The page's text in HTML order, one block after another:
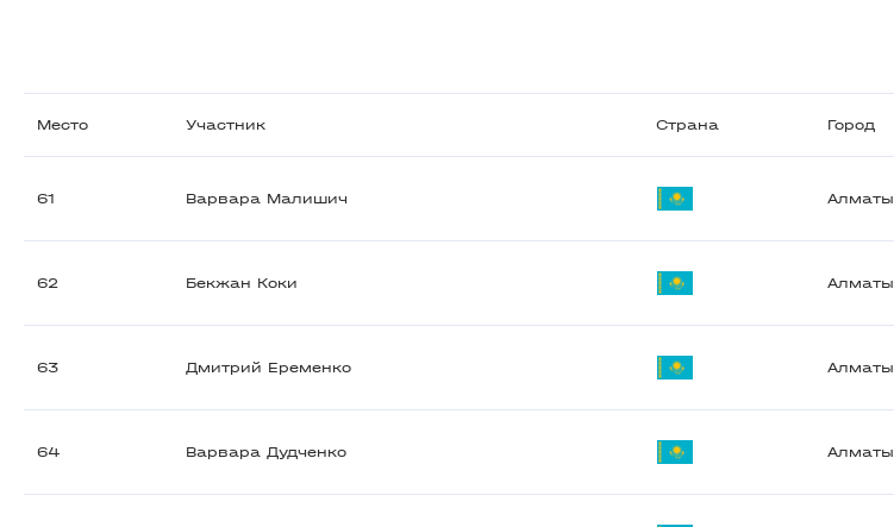
Место Участник Страна Город
61 Варвара Малишич Алматы
62 Бекжан Коки Алматы
63 Дмитрий Еременко Алматы
64 Варвара Дудченко Алматы